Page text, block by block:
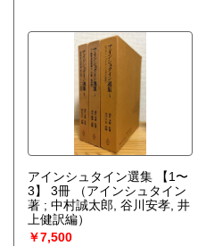
アインシュタイン選集 【1〜
3】 3冊
（アインシュタイン
著 ; 中村誠太郎, 谷川安孝, 井
上健訳編）
￥7,500